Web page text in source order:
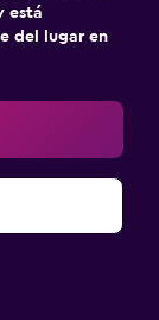
está
del lugar en